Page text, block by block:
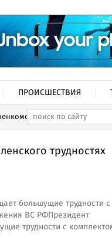
ПРОИСШЕСТВИЯ
трудностях
большущие трудности с
ВС РФПрезидент
трудности с